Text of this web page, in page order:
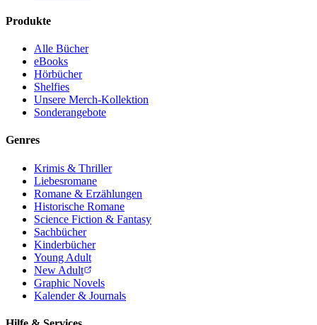
Produkte
Alle Bücher
eBooks
Hörbücher
Shelfies
Unsere Merch-Kollektion
Sonderangebote
Genres
Krimis & Thriller
Liebesromane
Romane & Erzählungen
Historische Romane
Science Fiction & Fantasy
Sachbücher
Kinderbücher
Young Adult
New Adult
Graphic Novels
Kalender & Journals